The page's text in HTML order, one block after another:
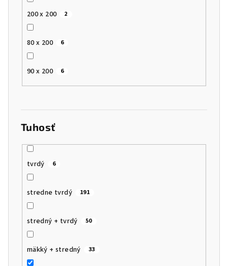
200 x 200 2
80 x 200 6
90 x 200 6
Tuhosť
tvrdý 6
stredne tvrdý 191
stredný + tvrdý 50
mäkký + stredný 33